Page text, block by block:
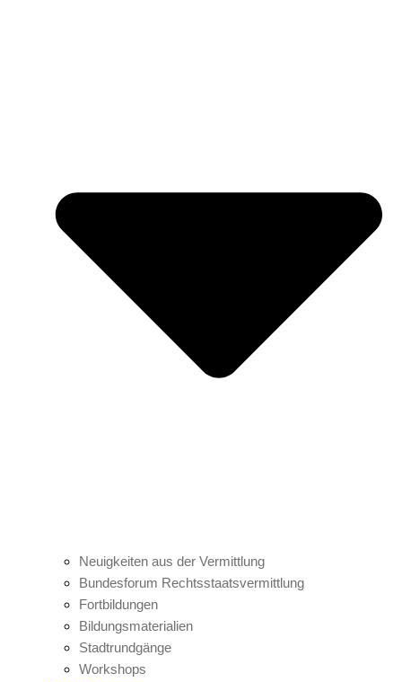
Neuigkeiten aus der Vermittlung
Bundesforum Rechtsstaatsvermittlung
Fortbildungen
Bildungsmaterialien
Stadtrundgänge
Workshops